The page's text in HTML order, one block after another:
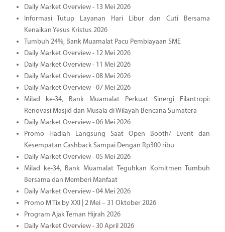
Daily Market Overview - 13 Mei 2026
Informasi Tutup Layanan Hari Libur dan Cuti Bersama
Kenaikan Yesus Kristus 2026
Tumbuh 24%, Bank Muamalat Pacu Pembiayaan SME
Daily Market Overview - 12 Mei 2026
Daily Market Overview - 11 Mei 2026
Daily Market Overview - 08 Mei 2026
Daily Market Overview - 07 Mei 2026
Milad ke-34, Bank Muamalat Perkuat Sinergi Filantropi:
Renovasi Masjid dan Musala di Wilayah Bencana Sumatera
Daily Market Overview - 06 Mei 2026
Promo Hadiah Langsung Saat Open Booth/ Event dan
Kesempatan Cashback Sampai Dengan Rp300 ribu
Daily Market Overview - 05 Mei 2026
Milad ke-34, Bank Muamalat Teguhkan Komitmen Tumbuh
Bersama dan Memberi Manfaat
Daily Market Overview - 04 Mei 2026
Promo M Tix by XXI | 2 Mei – 31 Oktober 2026
Program Ajak Teman Hijrah 2026
Daily Market Overview - 30 April 2026